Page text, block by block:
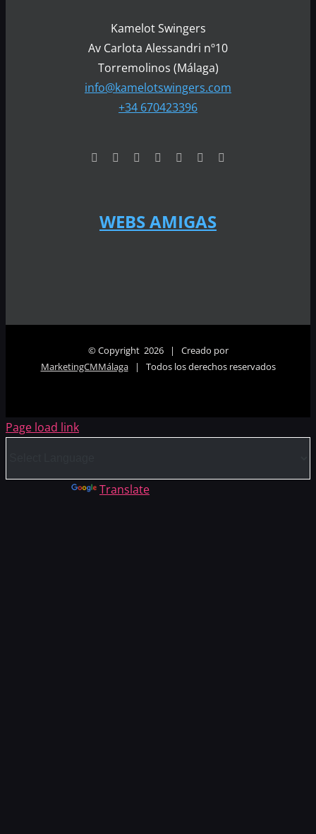
Kamelot Swingers
Av Carlota Alessandri nº10
Torremolinos (Málaga)
info@kamelotswingers.com
+34 670423396
WEBS AMIGAS
© Copyright 2026 | Creado por
MarketingCMMálaga| Todos los derechos reservados
Page load link
Translate